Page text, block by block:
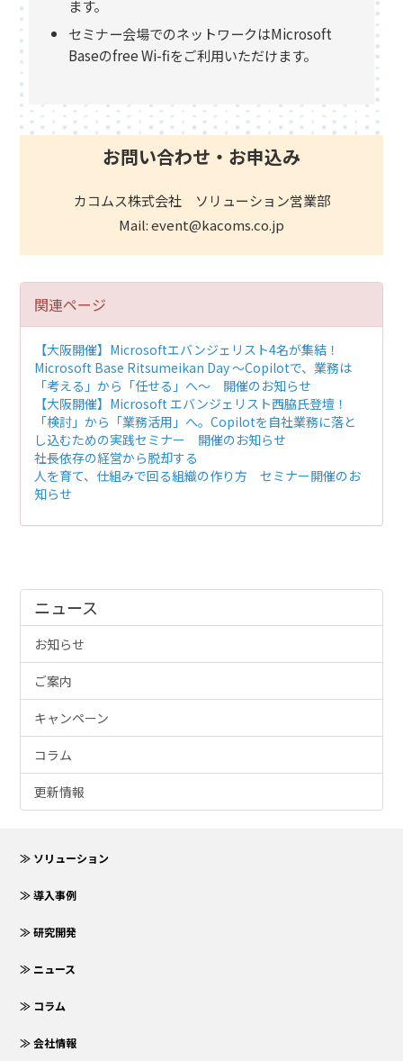
ます。
セミナー会場でのネットワークはMicrosoft
Baseのfree Wi-fiをご利用いただけます。
お問い合わせ・お申込み
カコムス株式会社 ソリューション営業部
Mail: event@kacoms.co.jp
関連ページ
【大阪開催】Microsoftエバンジェリスト4名が集結！
Microsoft Base Ritsumeikan Day ～Copilotで、業務は
「考える」から「任せる」へ～ 開催のお知らせ
【大阪開催】Microsoft エバンジェリスト西脇氏登壇！
「検討」から「業務活用」へ。Copilotを自社業務に落と
し込むための実践セミナー 開催のお知らせ
社長依存の経営から脱却する
人を育て、仕組みで回る組織の作り方 セミナー開催のお
知らせ
ニュース
お知らせ
ご案内
キャンペーン
コラム
更新情報
≫ ソリューション
≫ 導入事例
≫ 研究開発
≫ ニュース
≫ コラム
≫ 会社情報